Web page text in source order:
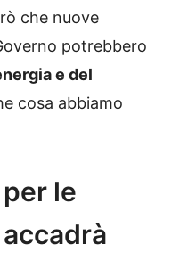
che nuove
potrebbero
e del
cosa abbiamo
le